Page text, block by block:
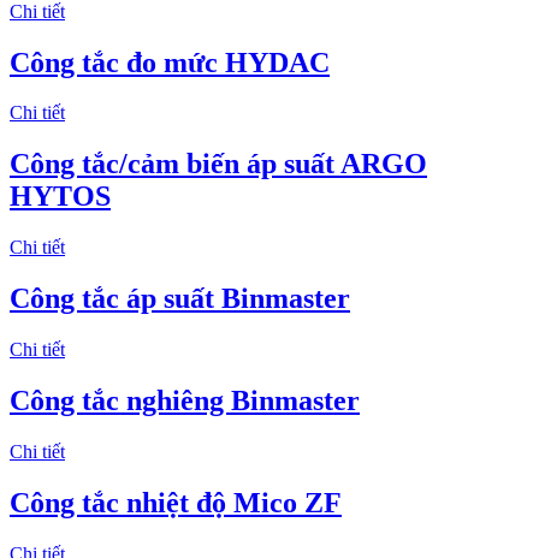
Chi tiết
Công tắc đo mức HYDAC
Chi tiết
Công tắc/cảm biến áp suất ARGO
HYTOS
Chi tiết
Công tắc áp suất Binmaster
Chi tiết
Công tắc nghiêng Binmaster
Chi tiết
Công tắc nhiệt độ Mico ZF
Chi tiết